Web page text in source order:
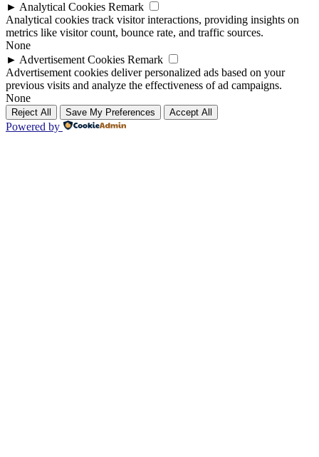
► Analytical Cookies Remark
Analytical cookies track visitor interactions, providing insights on
metrics like visitor count, bounce rate, and traffic sources.
None
► Advertisement Cookies Remark
Advertisement cookies deliver personalized ads based on your
previous visits and analyze the effectiveness of ad campaigns.
None
Reject All Save My Preferences Accept All
Powered by